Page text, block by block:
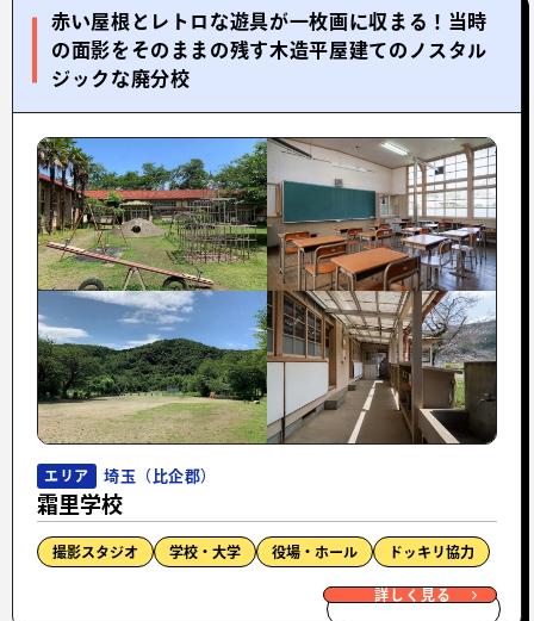
赤い屋根とレトロな遊具が一枚画に収まる！当時
の面影をそのままの残す木造平屋建てのノスタル
ジックな廃分校
エリア 埼玉（比企郡）
霜里学校
撮影スタジオ 学校・大学 役場・ホール ドッキリ協力
詳しく見る